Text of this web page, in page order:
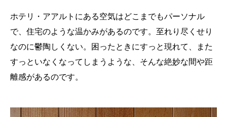
ホテリ・アアルトにある空気はどこまでもパーソナル
で、住宅のような温かみがあるのです。至れり尽くせり
なのに鬱陶しくない。困ったときにすっと現れて、また
すっといなくなってしまうような、そんな絶妙な間や距
離感があるのです。